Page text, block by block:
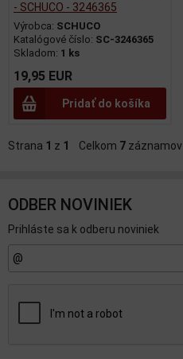
- SCHUCO - 3246365
Výrobca: SCHUCO
Katalógové číslo: SC-3246365
Skladom: 1 ks
19,95 EUR
Pridať do košíka
Strana 1 z 1 Celkom 7 záznamov
ODBER NOVINIEK
Prihláste sa k odberu noviniek